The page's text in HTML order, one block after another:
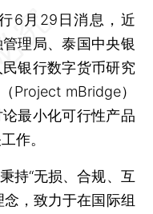
6月29日消息，近
理局、泰国中央银
银行数字货币研究
Project mBridge）
最小化可行性产品
作。
“无损、合规、互
，致力于在国际组